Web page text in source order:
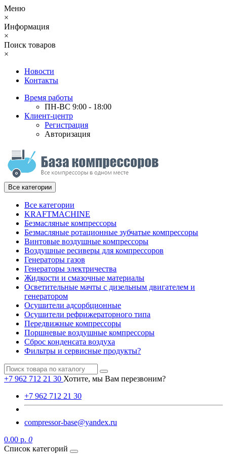
Меню
×
Информация
×
Поиск товаров
×
Новости
Контакты
Время работы
ПН-ВС 9:00 - 18:00
Клиент-центр
Регистрация
Авторизация
Все категории
Все категории
KRAFTMACHINE
Безмасляные компрессоры
Безмасляные ротационные зубчатые компрессоры
Винтовые воздушные компрессоры
Воздушные ресиверы для компрессоров
Генераторы газов
Генераторы электричества
Жидкости и смазочные материалы
Осветительные мачты с дизельным двигателем и
генератором
Осушители адсорбционные
Осушители рефрижераторного типа
Передвижные компрессоры
Поршневые воздушные компрессоры
Сброс конденсата воздуха
Фильтры и сервисные продукты?
+7 962 712 21 30 Хотите, мы Вам перезвоним?
+7 962 712 21 30
compressor-base@yandex.ru
0.00 р. 0
Список категорий